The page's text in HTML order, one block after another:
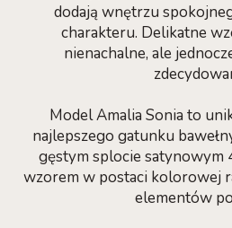
dodają wnętrzu
charakteru. Delikatne
nienachalne, ale
Model Amalia Sonia to
najlepszego gatunku
gęstym splocie satynowym
wzorem w postaci kolorowej
elementów